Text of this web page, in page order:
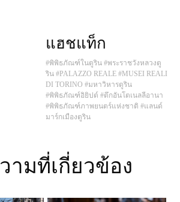
แฮชแท็ก
#พิพิธภัณฑ์ในตูริน #พระราชวังหลวงตู
ริน #PALAZZO REALE #MUSEI REALI
DI TORINO #มหาวิหารตูริน
#พิพิธภัณฑ์อิยิปต์ #ตึกอันโตเนลลีอานา
#พิพิธภัณฑ์ภาพยนตร์แห่งชาติ #แลนด์
มาร์กเมืองตูริน
วามที่เกี่ยวข้อง